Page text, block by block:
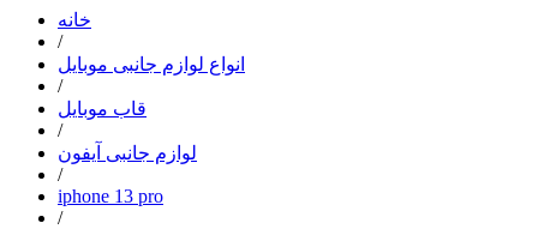
خانه
/
انواع لوازم جانبی موبایل
/
قاب موبایل
/
لوازم جانبی آیفون
/
iphone 13 pro
/